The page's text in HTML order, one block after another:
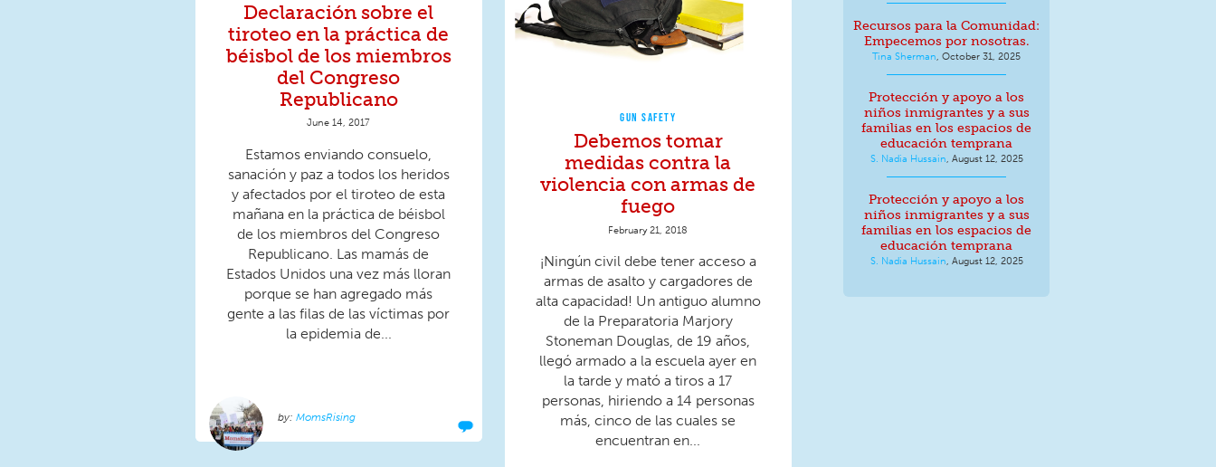
GUN SAFETY
Debemos tomar
medidas contra la
violencia con armas de
fuego
February 21, 2018
¡Ningún civil debe tener acceso a
armas de asalto y cargadores de
alta capacidad! Un antiguo alumno
de la Preparatoria Marjory
Stoneman Douglas, de 19 años,
llegó armado a la escuela ayer en
la tarde y mató a tiros a 17
personas, hiriendo a 14 personas
más, cinco de las cuales se
encuentran en...
Declaración sobre el
tiroteo en la práctica de
béisbol de los miembros
del Congreso
Republicano
June 14, 2017
Estamos enviando consuelo,
sanación y paz a todos los heridos
y afectados por el tiroteo de esta
mañana en la práctica de béisbol
de los miembros del Congreso
Republicano. Las mamás de
Estados Unidos una vez más lloran
porque se han agregado más
gente a las filas de las víctimas por
la epidemia de...
MomsRising
Recursos para la Comunidad:
Empecemos por nosotras.
Tina Sherman October 31, 2025
Protección y apoyo a los
niños inmigrantes y a sus
familias en los espacios de
educación temprana
S. Nadia Hussain August 12, 2025
Protección y apoyo a los
niños inmigrantes y a sus
familias en los espacios de
educación temprana
S. Nadia Hussain August 12, 2025